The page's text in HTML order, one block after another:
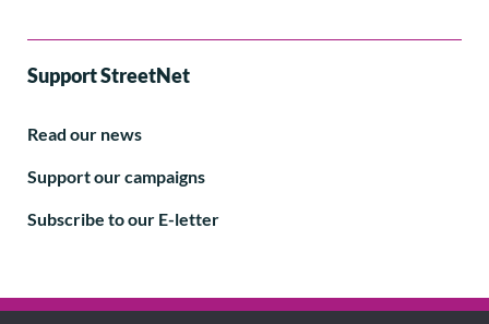
Support StreetNet
Read our news
Support our campaigns
Subscribe to our E-letter